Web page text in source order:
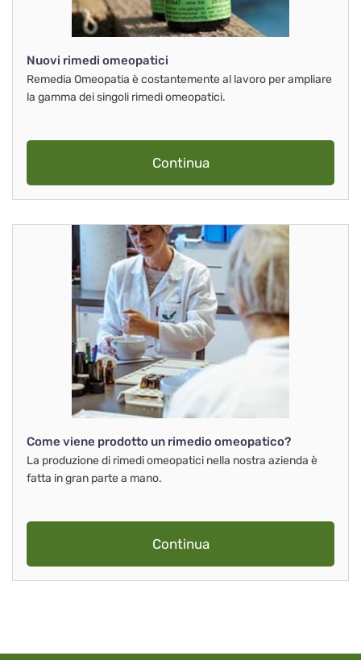
Nuovi rimedi omeopatici
Remedia Omeopatia è costantemente al lavoro per ampliare
la gamma dei singoli rimedi omeopatici.
Continua
Come viene prodotto un rimedio omeopatico?
La produzione di rimedi omeopatici nella nostra azienda è
fatta in gran parte a mano.
Continua